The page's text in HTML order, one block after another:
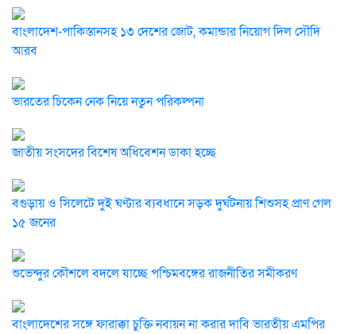
বাংলাদেশ-পাকিস্তানসহ ১৩ দেশের জোট, কমান্ডার নিয়োগ দিল সৌদি
আরব
ভারতের চিকেন নেক নিয়ে নতুন পরিকল্পনা
জাতীয় সংসদের বিশেষ অধিবেশন ডাকা হচ্ছে
বগুড়ায় ও সিলেটে দুই ঘণ্টার ব্যবধানে সড়ক দুর্ঘটনায় শিশুসহ প্রাণ গেল
১৫ জনের
শুভেন্দুর কৌশলে বদলে যাচ্ছে পশ্চিমবঙ্গের রাজনীতির সমীকরণ
বাংলাদেশের সঙ্গে ফারাক্কা চুক্তি নবায়ন না করার দাবি ভারতীয় এমপির